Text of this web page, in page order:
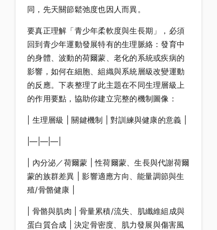
同，先天關節鬆弛度也因人而異。
要真正理解「青少年柔軟度與生長期」，必須
回到青少年運動發展特有的生理脈絡：發育中
的身體、波動的荷爾蒙、老化的系統或疾病的
影響，如何在細胞、組織與系統層級改變運動
的反應。下表整理了此主題在不同生理層級上
的作用要點，協助你建立完整的機制圖像：
| 生理層級 | 關鍵機制 | 對訓練與健康的意義 |
|—|—|—|
| 內分泌／荷爾蒙 | 性荷爾蒙、生長與代謝荷爾
蒙的族群差異 | 影響適應方向、能量調節與生
殖/骨骼健康 |
| 骨骼與肌肉 | 骨量累積/流失、肌纖維組成與
蛋白質合成 | 決定骨密度、肌力發展與傷害風